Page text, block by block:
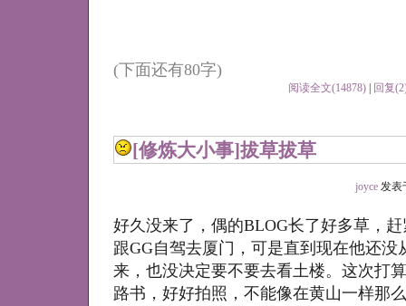
(下面还有80字)
阅读全文(14878) 回复
[修炼大小事]拔草拔草
joyce 发表
好久没来了，偶的BLOG长了好多草，
跟GG自驾去厦门，可是直到现在他还没
来，也没决定要不要去看土楼。这次打
路书，好好拍照，不能像在黄山一样那